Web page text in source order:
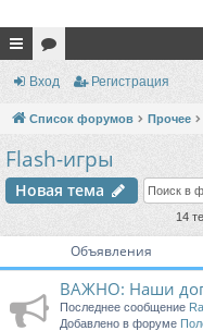
с
ы
и
ор
Вход Регистрация
Список форумов Прочее
Flash-игры
Новая тема
14
Объявления
ВАЖНО: Наши
Последнее сообщение
Добавлено в форуме